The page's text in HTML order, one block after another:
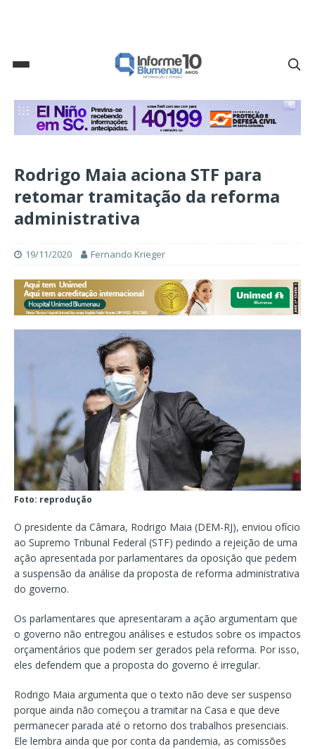
Rodrigo Maia aciona STF para
retomar tramitação da reforma
administrativa
19/11/2020 Fernando Krieger
Foto: reprodução
O presidente da Câmara, Rodrigo Maia (DEM-RJ), enviou ofício
ao Supremo Tribunal Federal (STF) pedindo a rejeição de uma
ação apresentada por parlamentares da oposição que pedem
a suspensão da análise da proposta de reforma administrativa
do governo.
Os parlamentares que apresentaram a ação argumentam que
o governo não entregou análises e estudos sobre os impactos
orçamentários que podem ser gerados pela reforma. Por isso,
eles defendem que a proposta do governo é irregular.
Rodrigo Maia argumenta que o texto não deve ser suspenso
porque ainda não começou a tramitar na Casa e que deve
permanecer parada até o retorno dos trabalhos presenciais.
Ele lembra ainda que por conta da pandemia, as comissões